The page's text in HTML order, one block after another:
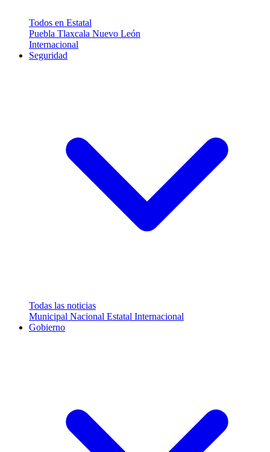
Todos en Estatal
Puebla Tlaxcala Nuevo León
Internacional
Seguridad
Todas las noticias
Municipal Nacional Estatal Internacional
Gobierno